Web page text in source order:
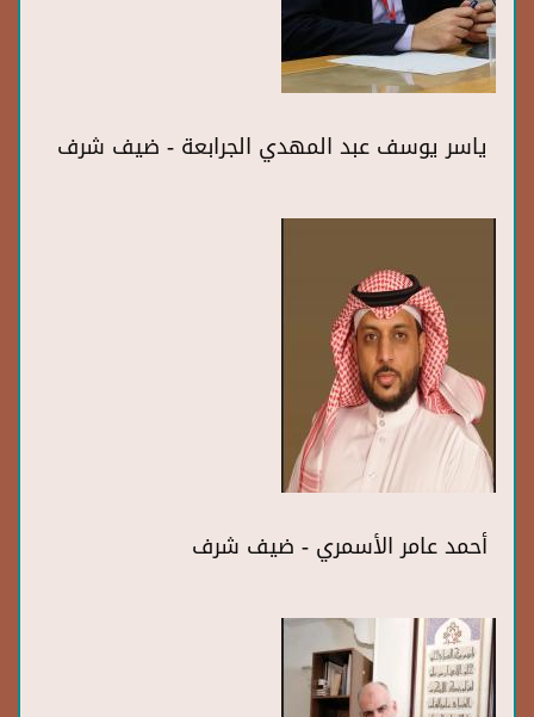
ياسر يوسف عبد المهدي الجرابعة - ضيف شرف
أحمد عامر الأسمري - ضيف شرف